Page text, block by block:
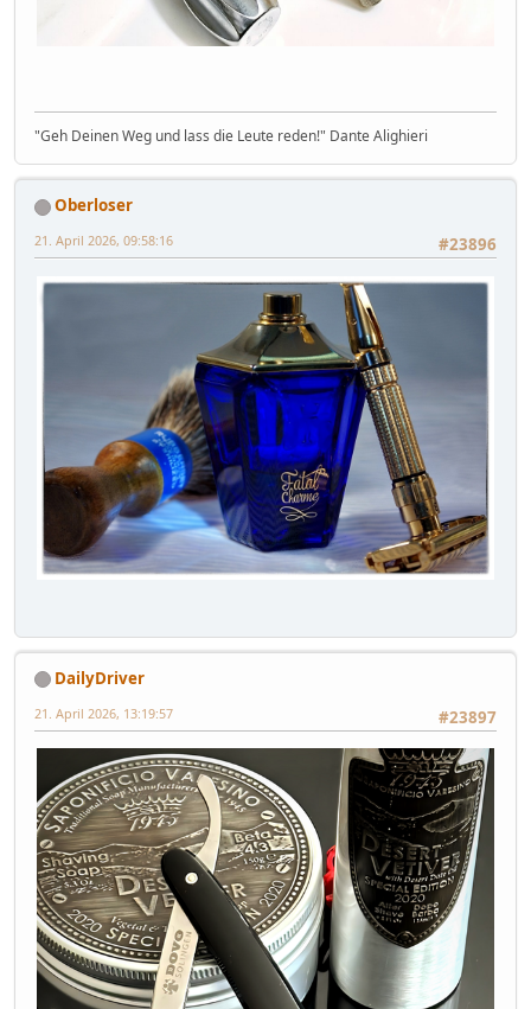
"Geh Deinen Weg und lass die Leute reden!" Dante Alighieri
Oberloser
#23896
21. April 2026, 09:58:16
DailyDriver
#23897
21. April 2026, 13:19:57